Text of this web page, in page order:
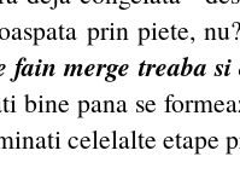
prin piete,
fain merge treaba
bine pana se
celelalte etape